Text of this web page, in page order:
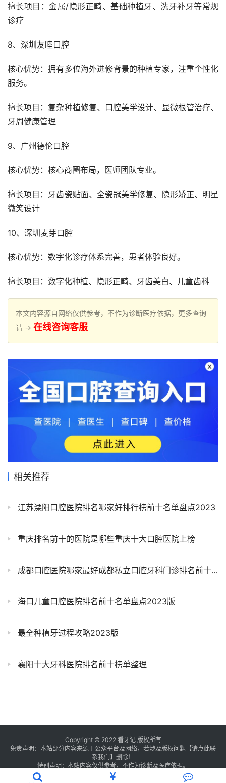
擅长项目：金属/隐形正畸、基础种植牙、洗牙补牙等常规
诊疗
8、深圳友睦口腔
核心优势：拥有多位海外进修背景的种植专家，注重个性化
服务。
擅长项目：复杂种植修复、口腔美学设计、显微根管治疗、
牙周健康管理
9、广州德伦口腔
核心优势：核心商圈布局，医师团队专业。
擅长项目：牙齿瓷贴面、全瓷冠美学修复、隐形矫正、明星
微笑设计
10、深圳麦芽口腔
核心优势：数字化诊疗体系完善，患者体验良好。
擅长项目：数字化种植、隐形正畸、牙齿美白、儿童齿科
本文内容源自网络仅供参考，不作为诊断医疗依据，更多查询
请 → 在线咨询客服
相关推荐
江苏溧阳口腔医院排名哪家好排行榜前十名单盘点2023
重庆排名前十的医院是哪些重庆十大口腔医院上榜
成都口腔医院哪家最好成都私立口腔牙科门诊排名前十大全
海口儿童口腔医院排名前十名单盘点2023版
最全种植牙过程攻略2023版
襄阳十大牙科医院排名前十榜单整理
Copyright © 2022 看牙记 版权所有
免责声明：本站部分内容来源于公众平台及网络，若涉及版权问题【请点此联
系我们 】 删除！
特别声明：本站内容仅供参考，不作为诊断及医疗依据。
浙公网安备 33011002016235号
浙ICP备2021013506号-1